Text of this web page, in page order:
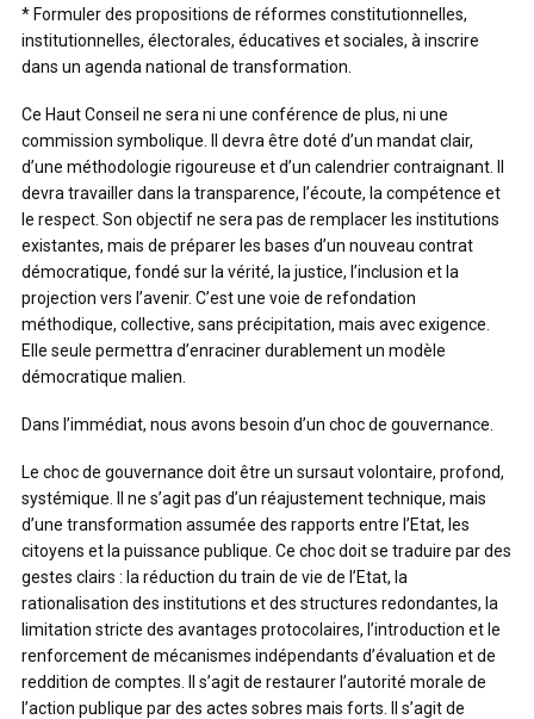
* Formuler des propositions de réformes constitutionnelles,
institutionnelles, électorales, éducatives et sociales, à inscrire
dans un agenda national de transformation.
Ce Haut Conseil ne sera ni une conférence de plus, ni une
commission symbolique. Il devra être doté d’un mandat clair,
d’une méthodologie rigoureuse et d’un calendrier contraignant. Il
devra travailler dans la transparence, l’écoute, la compétence et
le respect. Son objectif ne sera pas de remplacer les institutions
existantes, mais de préparer les bases d’un nouveau contrat
démocratique, fondé sur la vérité, la justice, l’inclusion et la
projection vers l’avenir. C’est une voie de refondation
méthodique, collective, sans précipitation, mais avec exigence.
Elle seule permettra d’enraciner durablement un modèle
démocratique malien.
Dans l’immédiat, nous avons besoin d’un choc de gouvernance.
Le choc de gouvernance doit être un sursaut volontaire, profond,
systémique. Il ne s’agit pas d’un réajustement technique, mais
d’une transformation assumée des rapports entre l’Etat, les
citoyens et la puissance publique. Ce choc doit se traduire par des
gestes clairs : la réduction du train de vie de l’Etat, la
rationalisation des institutions et des structures redondantes, la
limitation stricte des avantages protocolaires, l’introduction et le
renforcement de mécanismes indépendants d’évaluation et de
reddition de comptes. Il s’agit de restaurer l’autorité morale de
l’action publique par des actes sobres mais forts. Il s’agit de